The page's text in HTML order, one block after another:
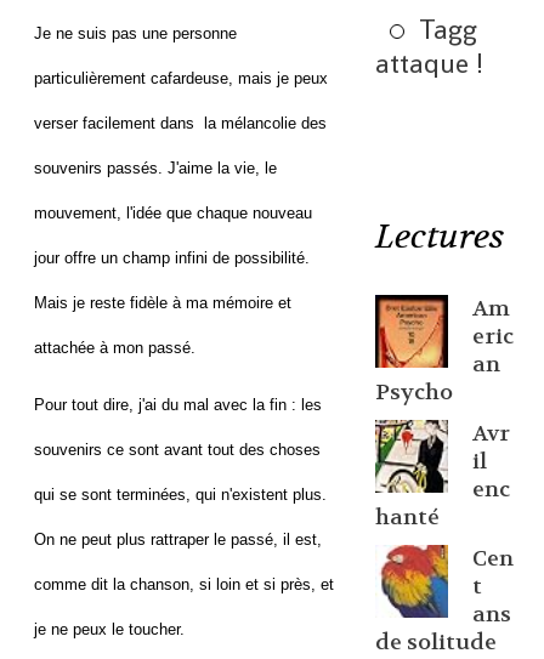
Je ne suis pas une personne
particulièrement cafardeuse, mais je peux
verser facilement dans la mélancolie des
souvenirs passés. J'aime la vie, le
mouvement, l'idée que chaque nouveau
jour offre un champ infini de possibilité.
Mais je reste fidèle à ma mémoire et
attachée à mon passé.
Pour tout dire, j'ai du mal avec la fin : les
souvenirs ce sont avant tout des choses
qui se sont terminées, qui n'existent plus.
On ne peut plus rattraper le passé, il est,
comme dit la chanson, si loin et si près, et
je ne peux le toucher.
Tagg
attaque !
Lectures
Am
eric
an
Psycho
Avr
il
enc
hanté
Cen
t
ans
de solitude